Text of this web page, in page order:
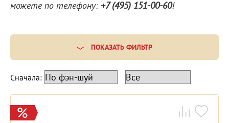
можете по телефону: +7 (495) 151-00-60!
ПОКАЗАТЬ ФИЛЬТР
Сначала: